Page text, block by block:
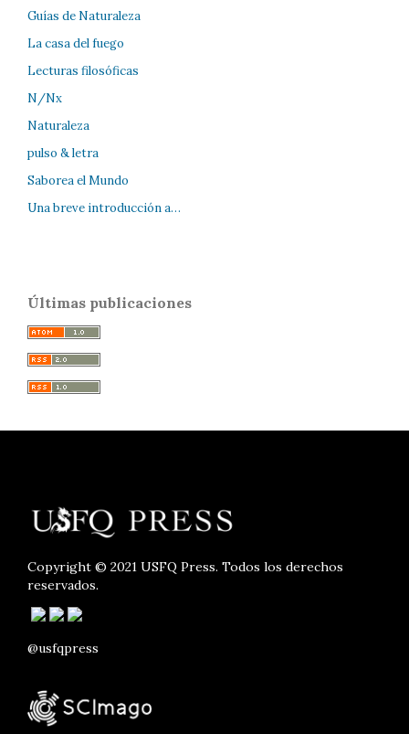
Guías de Naturaleza
La casa del fuego
Lecturas filosóficas
N/Nx
Naturaleza
pulso & letra
Saborea el Mundo
Una breve introducción a…
Últimas publicaciones
Copyright © 2021 USFQ Press. Todos los derechos
reservados.
@usfqpress